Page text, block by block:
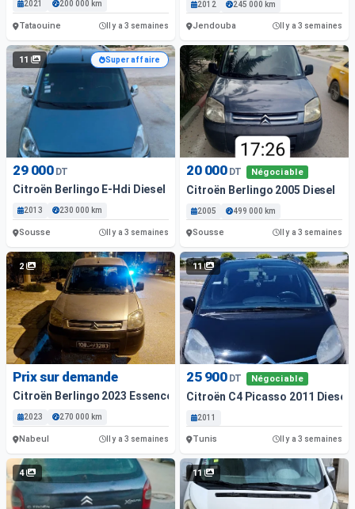
2021 200 000 km
Tataouine Il y a 3 semaines
2012 245 000 km
Jendouba Il y a 3 semaines
11 Super affaire
29 000 DT
Citroën Berlingo E-Hdi Diesel
2013 230 000 km
Sousse Il y a 3 semaines
20 000 DT Négociable
Citroën Berlingo 2005 Diesel
2005 499 000 km
Sousse Il y a 3 semaines
2
Prix sur demande
Citroën Berlingo 2023 Essence
2023 270 000 km
Nabeul Il y a 3 semaines
11
25 900 DT Négociable
Citroën C4 Picasso 2011 Diesel
2011
Tunis Il y a 3 semaines
4 11